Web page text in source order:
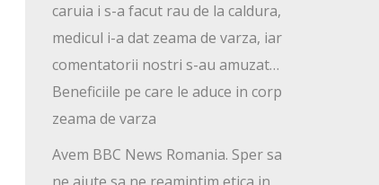
caruia i s-a facut rau de la caldura,
medicul i-a dat zeama de varza, iar
comentatorii nostri s-au amuzat…
Beneficiile pe care le aduce in corp
zeama de varza
Avem BBC News Romania. Sper sa